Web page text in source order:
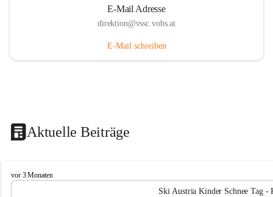
E-Mail Adresse
direktion@vssc.vobs.at
E-Mail schreiben
Aktuelle Beiträge
V
o
vor 3 Monaten
Ski Austria Kinder Schnee Tag -